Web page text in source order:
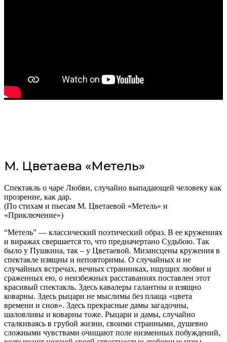
М. Цветаева «Метель»
Спектакль о чаре Любви, случайно выпадающей человеку как
прозрение, как дар.
(По стихам и пьесам М. Цветаевой «Метель» и
«Приключение»)
“Метель” — классический поэтический образ. В ее кружениях
и виражах свершается то, что предначертано Судьбою. Так
было у Пушкина, так – у Цветаевой. Мизансцены кружения в
спектакле изящны и неповторимы. О случайных и не
случайных встречах, вечных странниках, ищущих любви и
сраженных ею, о неизбежных расставаниях поставлен этот
красивый спектакль. Здесь кавалеры галантны и изящно
коварны. Здесь рыцари не мыслимы без плаща «цвета
времени и снов». Здесь прекрасные дамы загадочны,
шаловливы и коварны тоже. Рыцари и дамы, случайно
сталкиваясь в грубой жизни, своими странными, душевно
сложными чувствами очищают поле низменных побуждений,